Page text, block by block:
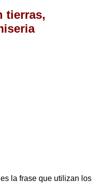
tierras,
la frase que utilizan los